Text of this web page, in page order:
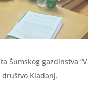
Šumskog gazdinstva
društvo Kladanj.